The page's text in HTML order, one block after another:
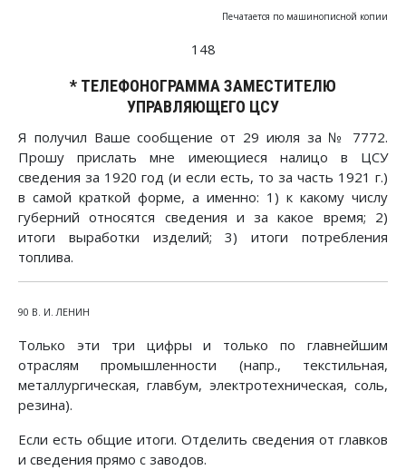
Печатается по машинописной копии
148
* ТЕЛЕФОНОГРАММА ЗАМЕСТИТЕЛЮ
УПРАВЛЯЮЩЕГО ЦСУ
Я получил Ваше сообщение от 29 июля за № 7772.
Прошу прислать мне имеющиеся налицо в ЦСУ
сведения за 1920 год (и если есть, то за часть 1921 г.)
в самой краткой форме, а именно: 1) к какому числу
губерний относятся сведения и за какое время; 2)
итоги выработки изделий; 3) итоги потребления
топлива.
90 В. И. ЛЕНИН
Только эти три цифры и только по главнейшим
отраслям промышленности (напр., текстильная,
металлургическая, главбум, электротехническая, соль,
резина).
Если есть общие итоги. Отделить сведения от главков
и сведения прямо с заводов.